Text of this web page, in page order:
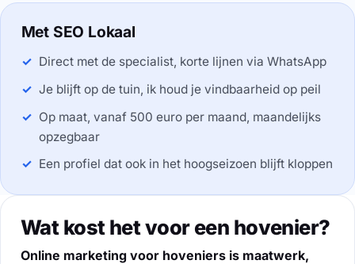
Met SEO Lokaal
Direct met de specialist, korte lijnen via WhatsApp
Je blijft op de tuin, ik houd je vindbaarheid op peil
Op maat, vanaf 500 euro per maand, maandelijks
opzegbaar
Een profiel dat ook in het hoogseizoen blijft kloppen
Wat kost het voor een hovenier?
Online marketing voor hoveniers is maatwerk,